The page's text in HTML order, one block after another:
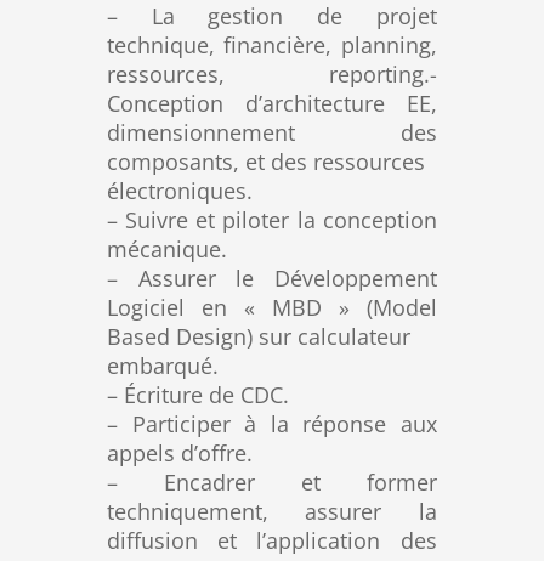
– La gestion de projet
technique, financière, planning,
ressources, reporting.-
Conception d’architecture EE,
dimensionnement des
composants, et des ressources
électroniques.
– Suivre et piloter la conception
mécanique.
– Assurer le Développement
Logiciel en « MBD » (Model
Based Design) sur calculateur
embarqué.
– Écriture de CDC.
– Participer à la réponse aux
appels d’offre.
– Encadrer et former
techniquement, assurer la
diffusion et l’application des